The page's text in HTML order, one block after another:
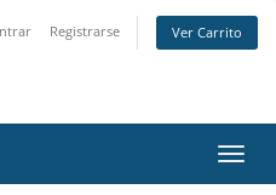
Registrarse Ver Carrito